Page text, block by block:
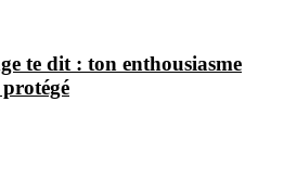
te dit : ton enthousiasme
protégé